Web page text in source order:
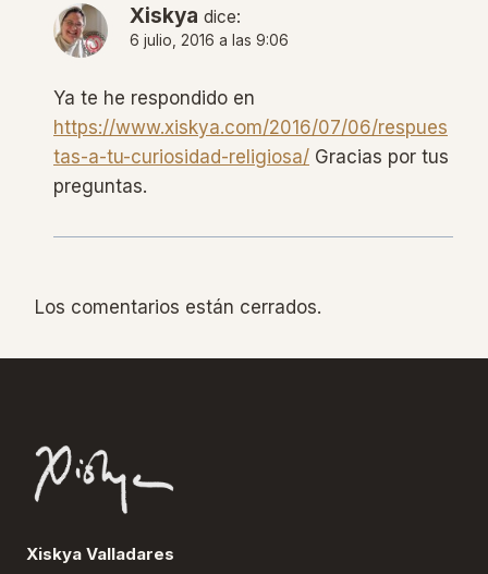
Xiskya dice:
6 julio, 2016 a las 9:06
Ya te he respondido en
https://www.xiskya.com/2016/07/06/respues
tas-a-tu-curiosidad-religiosa/ Gracias por tus
preguntas.
Los comentarios están cerrados.
Xiskya Valladares